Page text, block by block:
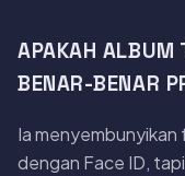
APAKAH ALBUM
BENAR-BENAR
Ia menyembunyikan
dengan Face ID,